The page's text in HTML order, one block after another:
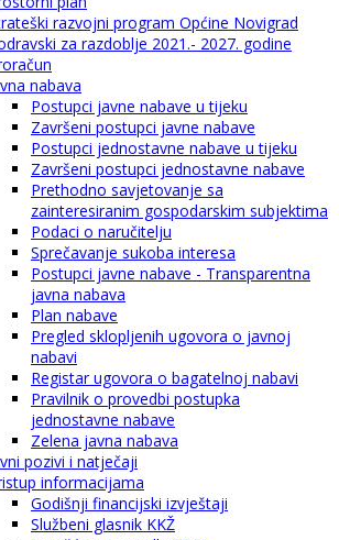
razvojni program Općine Novigrad
za razdoblje 2021.- 2027. godine
nabava
Postupci javne nabave u tijeku
Završeni postupci javne nabave
Postupci jednostavne nabave u tijeku
Završeni postupci jednostavne nabave
Prethodno savjetovanje sa
zainteresiranim gospodarskim subjektima
Podaci o naručitelju
Sprečavanje sukoba interesa
Postupci javne nabave - Transparentna
javna nabava
Plan nabave
Pregled sklopljenih ugovora o javnoj
nabavi
Registar ugovora o bagatelnoj nabavi
Pravilnik o provedbi postupka
jednostavne nabave
Zelena javna nabava
pozivi i natječaji
informacijama
Godišnji financijski izvještaji
Službeni glasnik KKŽ